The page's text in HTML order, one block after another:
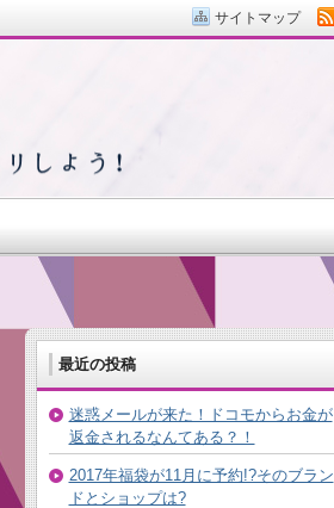
最近の投稿
迷惑メールが来た！ドコモからお金が
返金されるなんてある？！
2017年福袋が11月に予約!?そのブラン
ドとショップは?
サイトマップ